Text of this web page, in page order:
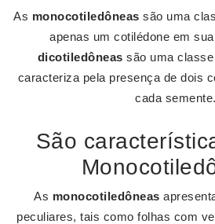
As monocotiledôneas são uma
apenas um cotilédone em
dicotiledôneas são uma
caracteriza pela presença de dois
cada semente.
São
As monocotiledôneas
peculiares, tais como folhas com